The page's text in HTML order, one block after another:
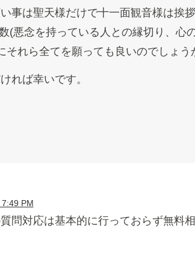
事は聖天様だけで十一面観音様は挨
(悪念を持っている人との縁切り、心
それら全てを願っても良いのでしょう
れば幸いです。
PM
問対応は基本的に行っておらず無料